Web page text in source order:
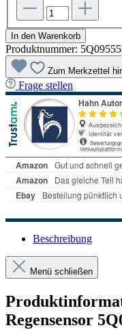
In den Warenkorb
Produktnummer:
Zum Merkzettel
Frage stellen
Beschreibung
Menü schließen
Regensensor